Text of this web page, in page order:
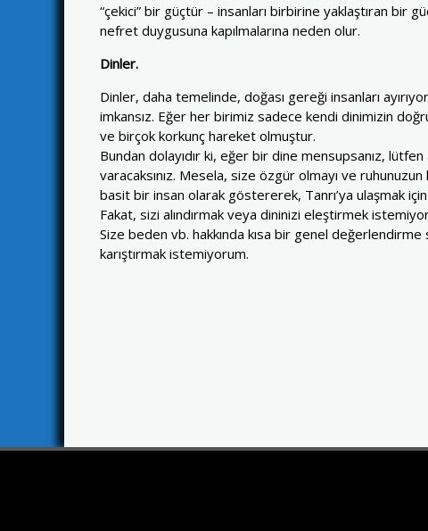
“çekici” bir güçtür – insanları birbirine yaklaştıran bir
nefret duygusuna kapılmalarına neden olur.
Dinler.
Dinler, daha temelinde, doğası gereği insanları
imkansız. Eğer her birimiz sadece kendi dinimizin
ve birçok korkunç hareket olmuştur.
Bundan dolayıdır ki, eğer bir dine mensupsanız,
varacaksınız. Mesela, size özgür olmayı ve
basit bir insan olarak göstererek, Tanrı’ya ulaşmak
Fakat, sizi alındırmak veya dininizi eleştirmek
Size beden vb. hakkında kısa bir genel
karıştırmak istemiyorum.